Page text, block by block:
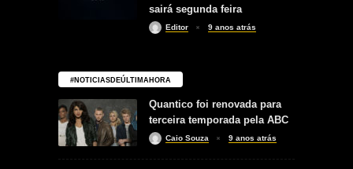
sairá segunda feira
Editor 9 anos atrás
#NOTICIASDEÚLTIMAHORA
Quantico foi renovada para
terceira temporada pela ABC
Caio Souza 9 anos atrás